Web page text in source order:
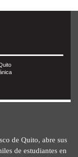
de Quito, abre sus
de estudiantes en